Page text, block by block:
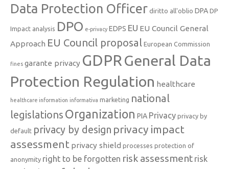
Data Protection Officer diritto all'oblio DPA DP
Impact analysis DPO e-privacy EDPS EU EU Council General
Approach EU Council proposal European Commission
fines garante privacy GDPRGeneral Data
Protection Regulation healthcare
healthcare information informativa marketing national
legislations Organization PIA Privacy privacy by
default privacy by design privacy impact
assessment privacy shield processes protection of
anonymity right to be forgotten risk assessment risk